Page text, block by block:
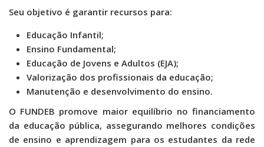
Seu objetivo é garantir recursos para:
Educação Infantil;
Ensino Fundamental;
Educação de Jovens e Adultos (EJA);
Valorização dos profissionais da educação;
Manutenção e desenvolvimento do ensino.
O FUNDEB promove maior equilíbrio no financiamento
da educação pública, assegurando melhores condições
de ensino e aprendizagem para os estudantes da rede